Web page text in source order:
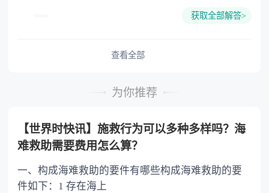
或者与被继承人共同生活的继承人，分配遗产
的继承人，不尽扶养义务的，分配遗产时，应当
获取全部解答>
查看全部
为你推荐
【世界时快讯】施救行为可以多种多样吗？海
难救助需要费用怎么算？
一、构成海难救助的要件有哪些构成海难救助的要
件如下：1 存在海上